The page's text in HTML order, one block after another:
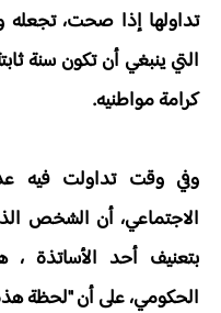
تداولها إذا صحت، تجعله
التي ينبغي أن تكون سنة
كرامة مواطنيه.
وفي وقت تداولت فيه
الاجتماعي، أن الشخص
بتعنيف أحد الأساتذة
الحكومي، على أن "لحظة